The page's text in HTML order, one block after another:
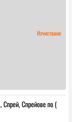
Изчистване
,Спрей,Спрейове по (